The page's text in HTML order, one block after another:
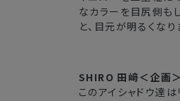
なカラーを目尻側も
と、目元が明るくなり
SHIRO 田﨑＜企画＞
このアイシャドウ達